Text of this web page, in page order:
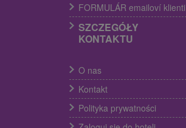
FORMULÁR emailoví klienti
SZCZEGÓŁY
KONTAKTU
O nas
Kontakt
Polityka prywatności